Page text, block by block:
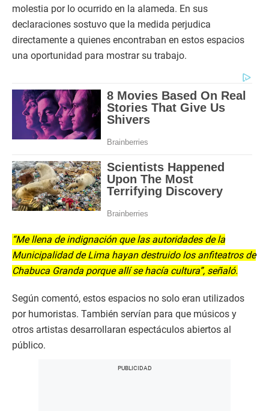
molestia por lo ocurrido en la alameda. En sus
declaraciones sostuvo que la medida perjudica
directamente a quienes encontraban en estos espacios
una oportunidad para mostrar su trabajo.
“Me llena de indignación que las autoridades de la
Municipalidad de Lima hayan destruido los anfiteatros de
Chabuca Granda porque allí se hacía cultura”, señaló.
Según comentó, estos espacios no solo eran utilizados
por humoristas. También servían para que músicos y
otros artistas desarrollaran espectáculos abiertos al
público.